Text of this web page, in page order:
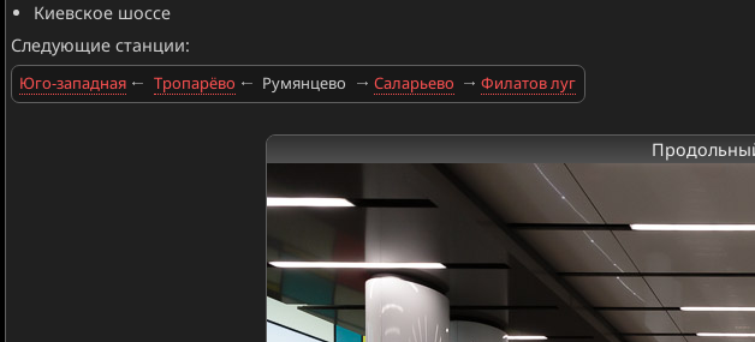
Киевское шоссе
Следующие станции:
Юго-западная Тропарёво Румянцево Саларьево Филатов луг